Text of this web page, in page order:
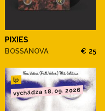
PIXIES
BOSSANOVA € 25
lp
vychádza 18. 09. 2026